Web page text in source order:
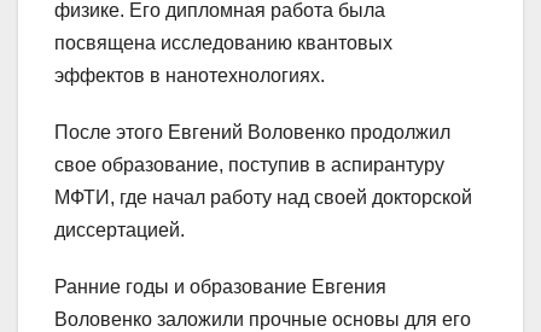
физике. Его дипломная работа была
посвящена исследованию квантовых
эффектов в нанотехнологиях.
После этого Евгений Воловенко продолжил
свое образование, поступив в аспирантуру
МФТИ, где начал работу над своей докторской
диссертацией.
Ранние годы и образование Евгения
Воловенко заложили прочные основы для его